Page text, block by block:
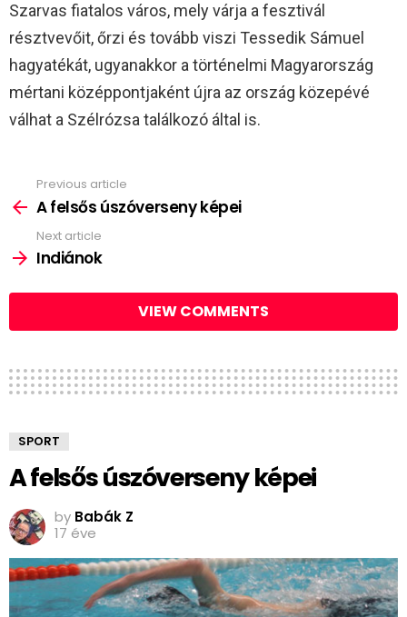
Szarvas fiatalos város, mely várja a fesztivál
résztvevőit, őrzi és tovább viszi Tessedik Sámuel
hagyatékát, ugyanakkor a történelmi Magyarország
mértani középpontjaként újra az ország közepévé
válhat a Szélrózsa találkozó által is.
more
Previous article
A felsős úszóverseny képei
Next article
Indiánok
VIEW COMMENTS
SPORT
A felsős úszóverseny képei
by Babák Z
17 éve